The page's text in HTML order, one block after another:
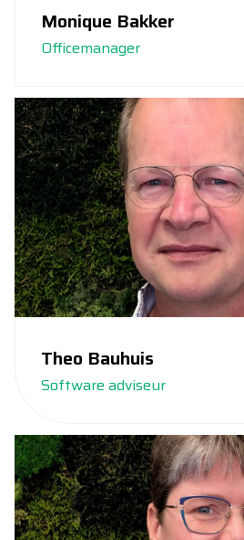
Officemanager
Monique Bakker
Software adviseur
Theo Bauhuis